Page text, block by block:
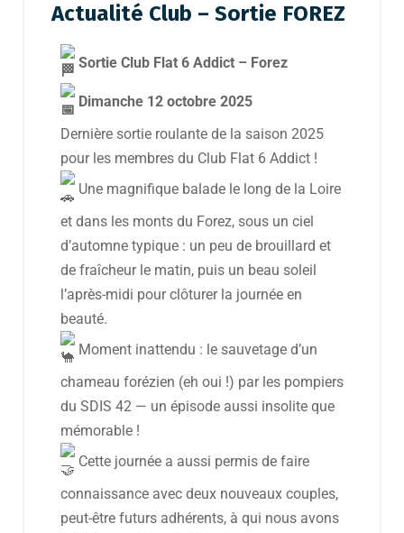
Actualité Club – Sortie FOREZ
Sortie Club Flat 6 Addict – Forez
Dimanche 12 octobre 2025
Dernière sortie roulante de la saison 2025
pour les membres du Club Flat 6 Addict !
Une magnifique balade le long de la Loire
et dans les monts du Forez, sous un ciel
d’automne typique : un peu de brouillard et
de fraîcheur le matin, puis un beau soleil
l’après-midi pour clôturer la journée en
beauté.
Moment inattendu : le sauvetage d’un
chameau forézien (eh oui !) par les pompiers
du SDIS 42 — un épisode aussi insolite que
mémorable !
Cette journée a aussi permis de faire
connaissance avec deux nouveaux couples,
peut-être futurs adhérents, à qui nous avons